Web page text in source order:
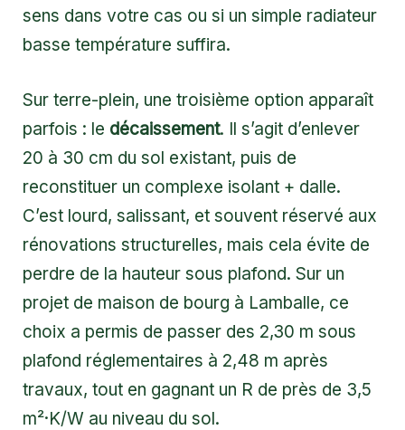
sens dans votre cas ou si un simple radiateur
basse température suffira.
Sur terre-plein, une troisième option apparaît
parfois : le décaissement. Il s’agit d’enlever
20 à 30 cm du sol existant, puis de
reconstituer un complexe isolant + dalle.
C’est lourd, salissant, et souvent réservé aux
rénovations structurelles, mais cela évite de
perdre de la hauteur sous plafond. Sur un
projet de maison de bourg à Lamballe, ce
choix a permis de passer des 2,30 m sous
plafond réglementaires à 2,48 m après
travaux, tout en gagnant un R de près de 3,5
m²·K/W au niveau du sol.